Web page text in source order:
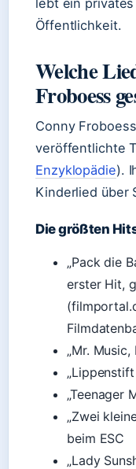
lebt ein
Öffentlichkeit.
Welche
Froboess
Conny
veröffentlichte
Enzyklopädie).
Kinderlied über
Die größten
„Pack die
erster Hit,
„Mr.
„Teenager
„Zwei
beim ESC
„Lady